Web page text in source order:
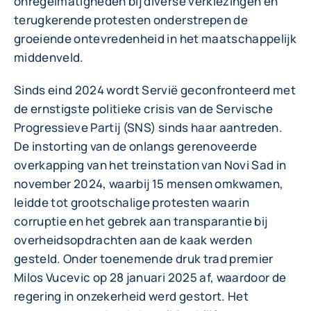
terugkerende protesten onderstrepen de
groeiende ontevredenheid in het maatschappelijk
middenveld.
Sinds eind 2024 wordt Servië geconfronteerd met
de ernstigste politieke crisis van de Servische
Progressieve Partij (SNS) sinds haar aantreden.
De instorting van de onlangs gerenoveerde
overkapping van het treinstation van Novi Sad in
november 2024, waarbij 15 mensen omkwamen,
leidde tot grootschalige protesten waarin
corruptie en het gebrek aan transparantie bij
overheidsopdrachten aan de kaak werden
gesteld. Onder toenemende druk trad premier
Milos Vucevic op 28 januari 2025 af, waardoor de
regering in onzekerheid werd gestort. Het